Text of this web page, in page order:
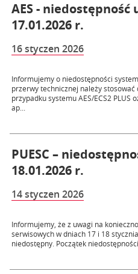
AES - niedostępność
17.01.2026 r.
16 styczen 2026
Informujemy o niedostępności
przerwy technicznej należy
przypadku systemu AES/ECS2 PLUS
ap...
PUESC –
18.01.2026 r.
14 styczen 2026
Informujemy, że z uwagi na
serwisowych w dniach 17 i 18
niedostępny. Początek